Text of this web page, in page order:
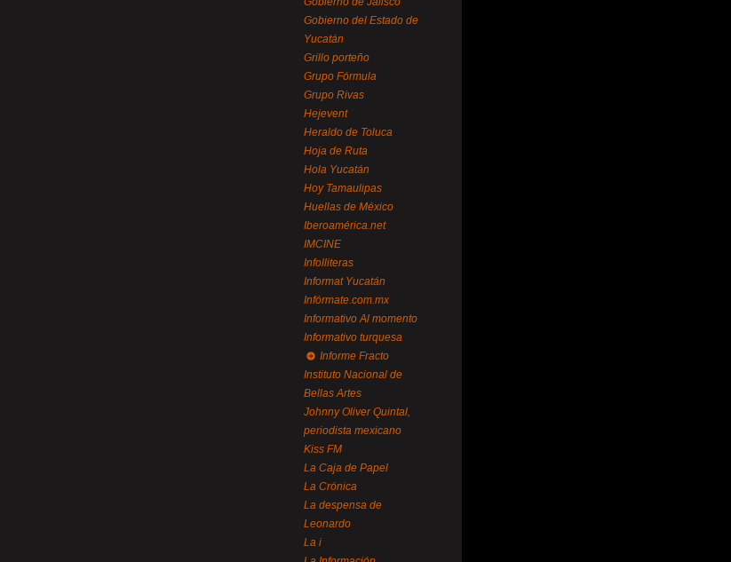
Gobierno del Estado de
Yucatán
Grillo porteño
Grupo Fórmula
Grupo Rivas
Hejevent
Heraldo de Toluca
Hoja de Ruta
Hola Yucatán
Hoy Tamaulipas
Huellas de México
Iberoamérica.net
IMCINE
Infolliteras
Informat Yucatán
Infórmate.com.mx
Informativo Al momento
Informativo turquesa
Informe Fracto
Instituto Nacional de
Bellas Artes
Johnny Oliver Quintal,
periodista mexicano
Kiss FM
La Caja de Papel
La Crónica
La despensa de
Leonardo
La i